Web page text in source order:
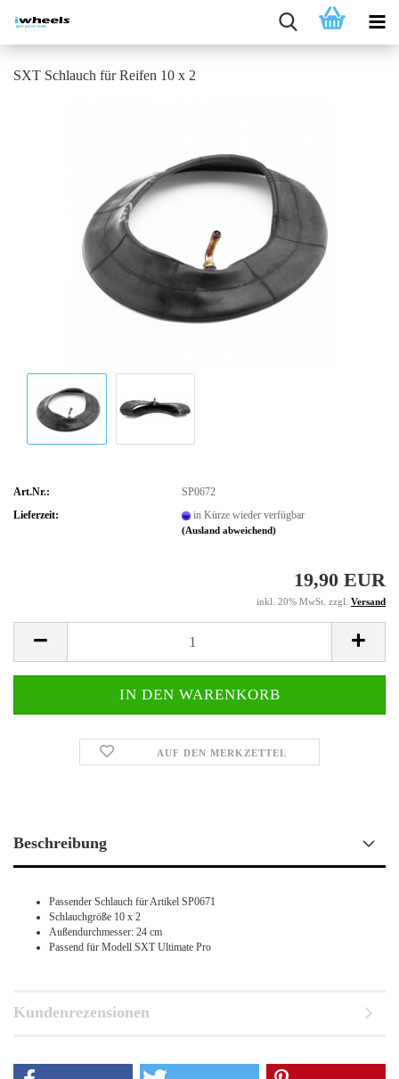
SXT Schlauch für Reifen 10 x 2
Art.Nr.:
SP0672
Lieferzeit:
in Kürze wieder verfügbar
(Ausland abweichend)
19,90 EUR
inkl. 20% MwSt. zzgl. Versand
AUF DEN MERKZETTEL
Beschreibung
Passender Schlauch für Artikel SP0671
Schlauchgröße 10 x 2
Außendurchmesser: 24 cm
Passend für Modell SXT Ultimate Pro
Kundenrezensionen